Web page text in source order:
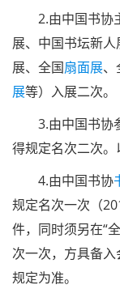
2.由中国书协
展、中国书坛新人
展、全国扇面展、
展等）入展二次。
3.由中国书协
得规定名次二次。
4.由中国书协
规定名次一次（
件，同时须另在“
次一次，方具备
规定为准。